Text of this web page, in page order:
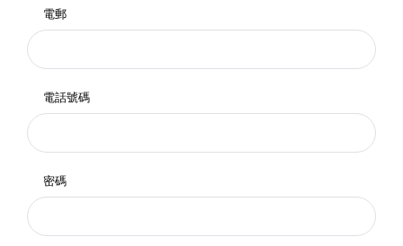
電郵
電話號碼
密碼